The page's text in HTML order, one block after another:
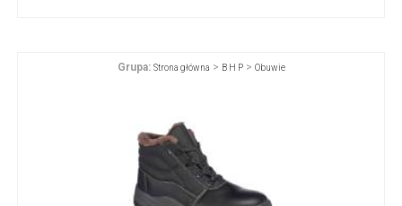
Grupa: Strona główna > B H P> Obuwie